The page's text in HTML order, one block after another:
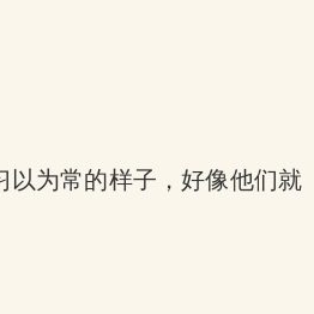
以为常的样子，好像他们就